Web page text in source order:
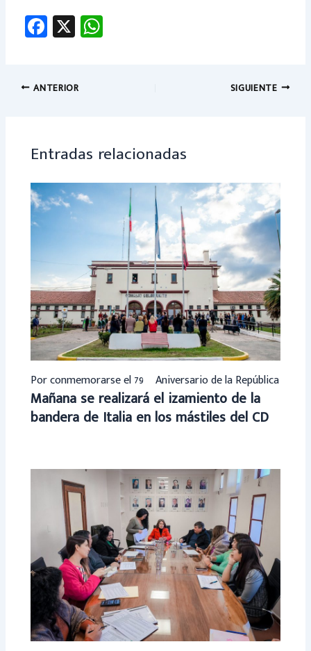
Fa
ce
o
X
ANTERIOR SIGUIENTE
Entradas relacionadas
Por conmemorarse el 79º Aniversario de la República
Mañana se realizará el izamiento de la
bandera de Italia en los mástiles del CD